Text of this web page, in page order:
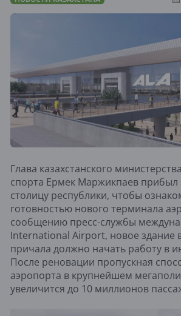
Глава казахстанского
спорта Ермек Маржикпаев
столицу республики, чтобы
готовностью нового терминала
сообщению пресс-службы
International Airport, новое здание
причала должно начать работу в
После реновации пропускная
аэропорта в крупнейшем
увеличится до 10 миллионов